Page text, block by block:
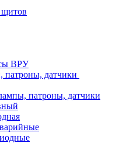
щитов
ВРУ
патроны, датчики
патроны, датчики